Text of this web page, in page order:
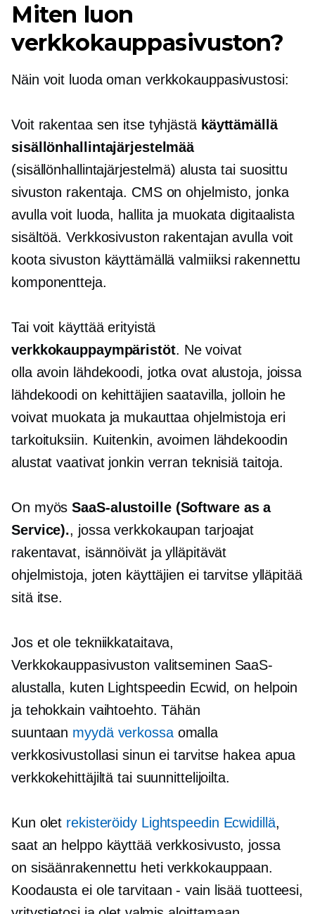
Miten luon
verkkokauppasivuston?
Näin voit luoda oman verkkokauppasivustosi:
Voit rakentaa sen itse tyhjästä käyttämällä
sisällönhallintajärjestelmää
(sisällönhallintajärjestelmä) alusta tai suosittu
sivuston rakentaja. CMS on ohjelmisto, jonka
avulla voit luoda, hallita ja muokata digitaalista
sisältöä. Verkkosivuston rakentajan avulla voit
koota sivuston käyttämällävalmiiksi rakennettu
komponentteja.
Tai voit käyttää erityistä
verkkokauppaympäristöt. Ne voivat
olla avoin lähdekoodi, jotka ovat alustoja, joissa
lähdekoodi on kehittäjien saatavilla, jolloin he
voivat muokata ja mukauttaa ohjelmistoja eri
tarkoituksiin. Kuitenkin,avoimen lähdekoodin
alustat vaativat jonkin verran teknisiä taitoja.
On myösSaaS-alustoille (Software as a
Service)., jossa verkkokaupan tarjoajat
rakentavat, isännöivät ja ylläpitävät
ohjelmistoja, joten käyttäjien ei tarvitse ylläpitää
sitä itse.
Jos et ole tekniikkataitava,
Verkkokauppasivuston valitseminen SaaS-
alustalla, kuten Lightspeedin Ecwid, on helpoin
ja tehokkain vaihtoehto. Tähän
suuntaan myydä verkossaomalla
verkkosivustollasi sinun ei tarvitse hakea apua
verkkokehittäjiltä tai suunnittelijoilta.
Kun olet rekisteröidy Lightspeedin Ecwidillä,
saat an helppo käyttääverkkosivusto, jossa
on sisäänrakennettu heti verkkokauppaan.
Koodausta ei oletarvitaan - vain lisää tuotteesi,